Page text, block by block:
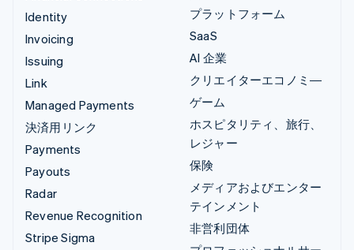
Identity
Invoicing
Issuing
Link
Managed Payments
決済用リンク
Payments
Payouts
Radar
Revenue Recognition
Stripe Sigma
プラットフォーム
SaaS
AI 企業
クリエイターエコノミ―
ゲーム
ホスピタリティ、旅行、
レジャー
保険
メディアおよびエンター
テインメント
非営利団体